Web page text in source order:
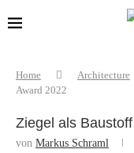
Home Architecture
Award 2022
Ziegel als
von Markus Schraml